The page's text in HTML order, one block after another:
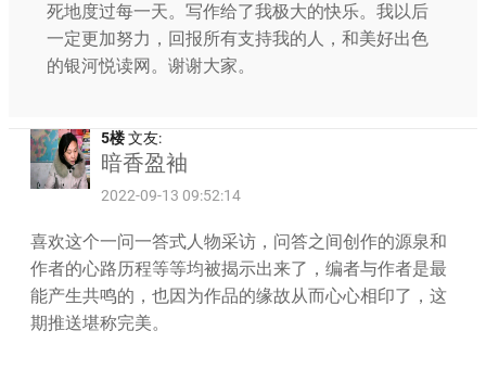
死地度过每一天。写作给了我极大的快乐。我以后
一定更加努力，回报所有支持我的人，和美好出色
的银河悦读网。谢谢大家。
5楼文友:
暗香盈袖
2022-09-13 09:52:14
喜欢这个一问一答式人物采访，问答之间创作的源泉和
作者的心路历程等等均被揭示出来了，编者与作者是最
能产生共鸣的，也因为作品的缘故从而心心相印了，这
期推送堪称完美。